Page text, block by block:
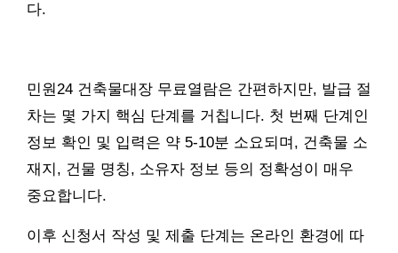
다.
민원24 건축물대장 무료열람은 간편하지만, 발급 절
차는 몇 가지 핵심 단계를 거칩니다. 첫 번째 단계인
정보 확인 및 입력은 약 5-10분 소요되며, 건축물 소
재지, 건물 명칭, 소유자 정보 등의 정확성이 매우
중요합니다.
이후 신청서 작성 및 제출 단계는 온라인 환경에 따